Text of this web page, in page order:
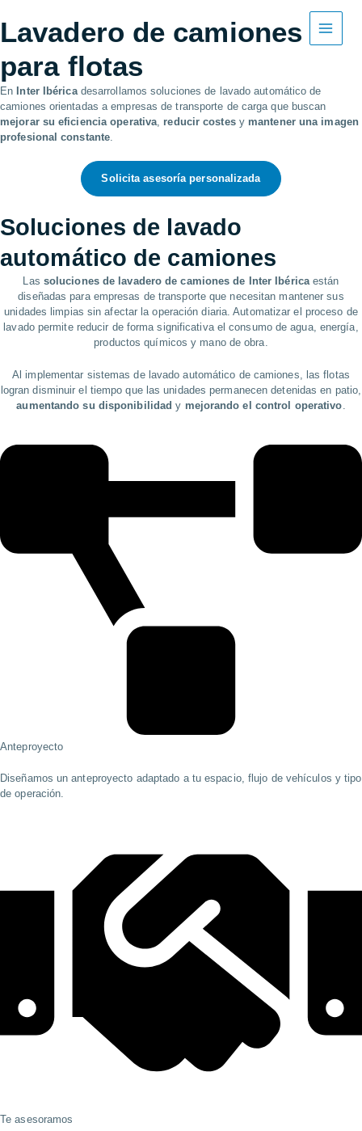
al
contenido
Lavadero de camiones
para flotas
En Inter Ibéricadesarrollamos soluciones de lavado automático de
camiones orientadas a empresas de transporte de carga que buscan
mejorar su eficiencia operativa, reducir costesy mantener una imagen
profesional constante.
Solicita asesoría personalizada
Soluciones de lavado
automático de camiones
Las soluciones de lavadero de camiones de Inter Ibéricaestán
diseñadas para empresas de transporte que necesitan mantener sus
unidades limpias sin afectar la operación diaria. Automatizar el proceso de
lavado permite reducir de forma significativa el consumo de agua, energía,
productos químicos y mano de obra.
Al implementar sistemas de lavado automático de camiones, las flotas
logran disminuir el tiempo que las unidades permanecen detenidas en patio,
aumentando su disponibilidad y mejorando el control operativo
Anteproyecto
Diseñamos un anteproyecto adaptado a tu espacio, flujo de vehículos y tipo
de operación.
Te asesoramos